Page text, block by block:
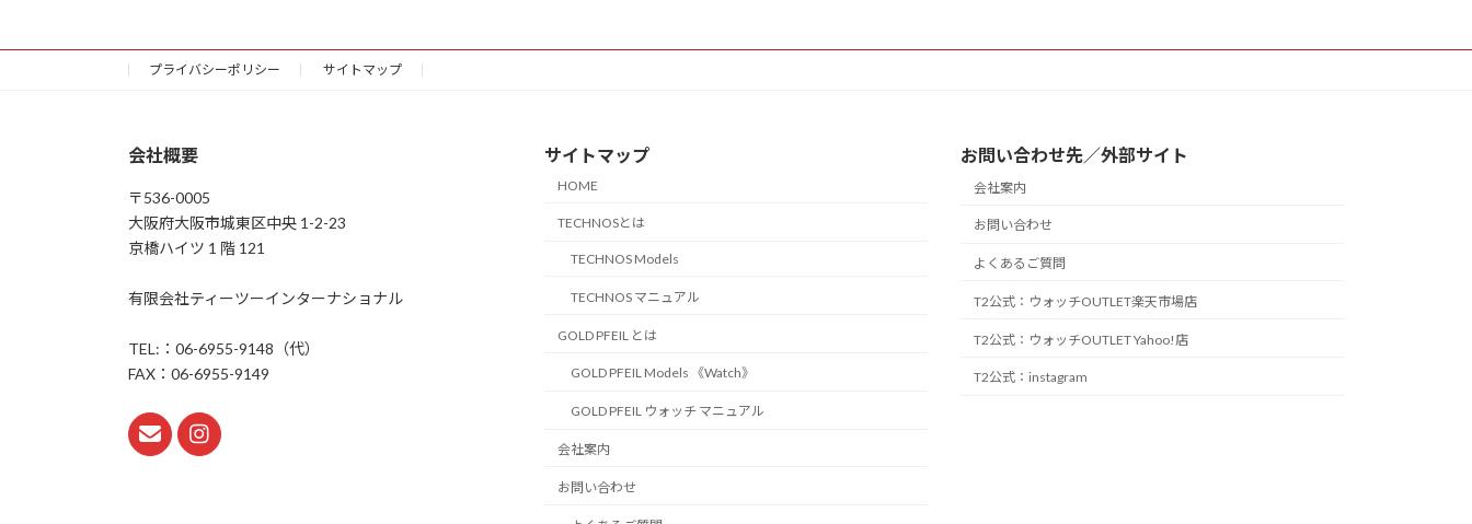
プライバシーポリシー サイトマップ
会社概要
〒536-0005
大阪府大阪市城東区中央 1-2-23
京橋ハイツ 1 階 121
有限会社ティーツーインターナショナル
TEL:：06-6955-9148（代）
FAX：06-6955-9149
サイトマップ
HOME
TECHNOSとは
TECHNOS Models
TECHNOS マニュアル
GOLD PFEIL とは
GOLD PFEIL Models 《Watch》
GOLD PFEIL ウォッチ マニュアル
会社案内
お問い合わせ
お問い合わせ先／外部サイト
会社案内
お問い合わせ
よくあるご質問
T2公式：ウォッチOUTLET楽天市場店
T2公式：ウォッチOUTLET Yahoo!店
T2公式：instagram